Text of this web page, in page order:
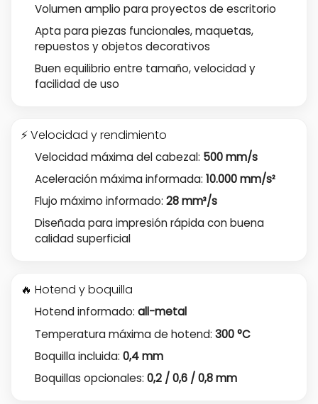
Volumen amplio para proyectos de escritorio
Apta para piezas funcionales, maquetas,
repuestos y objetos decorativos
Buen equilibrio entre tamaño, velocidad y
facilidad de uso
⚡ Velocidad y rendimiento
Velocidad máxima del cabezal: 500 mm/s
Aceleración máxima informada: 10.000 mm/s²
Flujo máximo informado: 28 mm³/s
Diseñada para impresión rápida con buena
calidad superficial
🔥 Hotend y boquilla
Hotend informado: all-metal
Temperatura máxima de hotend: 300 °C
Boquilla incluida: 0,4 mm
Boquillas opcionales: 0,2 / 0,6 / 0,8 mm